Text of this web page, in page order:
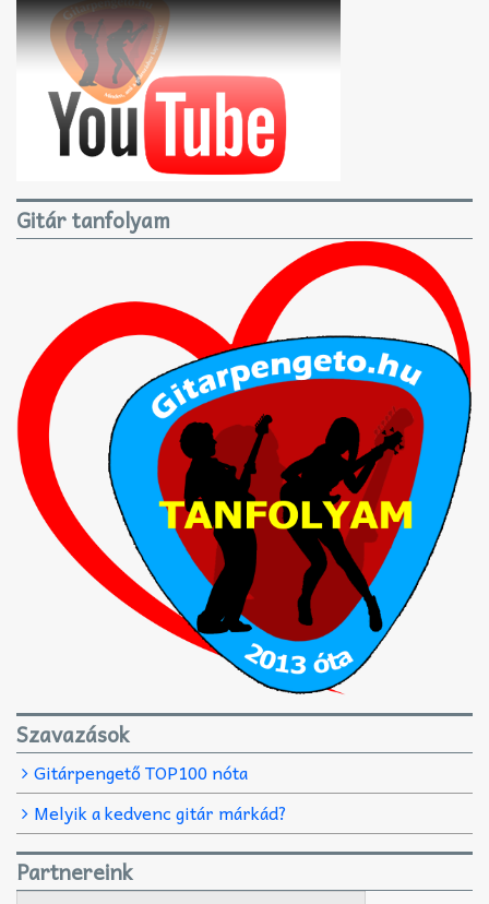
Gitár tanfolyam
Szavazások
Gitárpengető TOP100 nóta
Melyik a kedvenc gitár márkád?
Partnereink